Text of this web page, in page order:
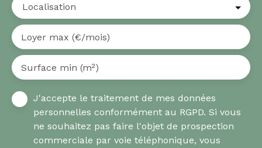
Localisation
Loyer max (€/mois)
Surface min (m²)
J'accepte le traitement de mes données
personnelles conformément au RGPD. Si vous
ne souhaitez pas faire l'objet de prospection
commerciale par voie téléphonique, vous